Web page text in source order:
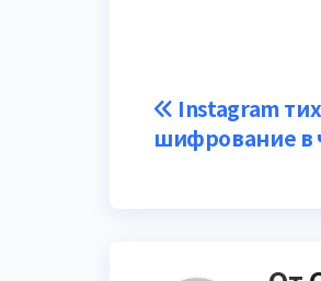
по
Instagram
шифрование в